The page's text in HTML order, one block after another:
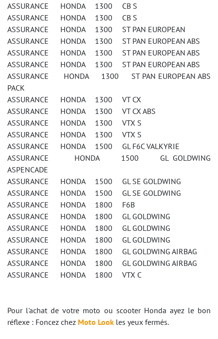
ASSURANCE HONDA 1300 CB S
ASSURANCE HONDA 1300 CB S
ASSURANCE HONDA 1300 ST PAN EUROPEAN
ASSURANCE HONDA 1300 ST PAN EUROPEAN ABS
ASSURANCE HONDA 1300 ST PAN EUROPEAN ABS
ASSURANCE HONDA 1300 ST PAN EUROPEAN ABS
ASSURANCE HONDA 1300 ST PAN EUROPEAN ABS
PACK
ASSURANCE HONDA 1300 VT CX
ASSURANCE HONDA 1300 VT CX ABS
ASSURANCE HONDA 1300 VTX S
ASSURANCE HONDA 1300 VTX S
ASSURANCE HONDA 1500 GL F6C VALKYRIE
ASSURANCE HONDA 1500 GL GOLDWING
ASPENCADE
ASSURANCE HONDA 1500 GL SE GOLDWING
ASSURANCE HONDA 1500 GL SE GOLDWING
ASSURANCE HONDA 1800 F6B
ASSURANCE HONDA 1800 GL GOLDWING
ASSURANCE HONDA 1800 GL GOLDWING
ASSURANCE HONDA 1800 GL GOLDWING
ASSURANCE HONDA 1800 GL GOLDWING AIRBAG
ASSURANCE HONDA 1800 GL GOLDWING AIRBAG
ASSURANCE HONDA 1800 VTX C
Pour l'achat de votre moto ou scooter Honda ayez le bon
réflexe : Foncez chez Moto Look les yeux fermés.